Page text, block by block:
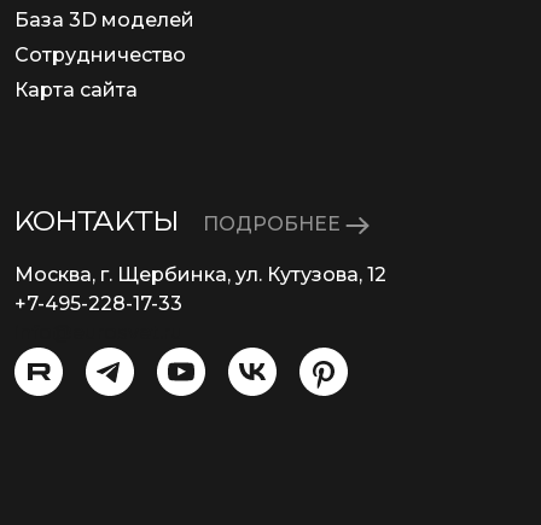
База 3D моделей
Сотрудничество
Карта сайта
КОНТАКТЫ ПОДРОБНЕЕ
Москва, г. Щербинка, ул. Кутузова, 12
+7-495-228-17-33